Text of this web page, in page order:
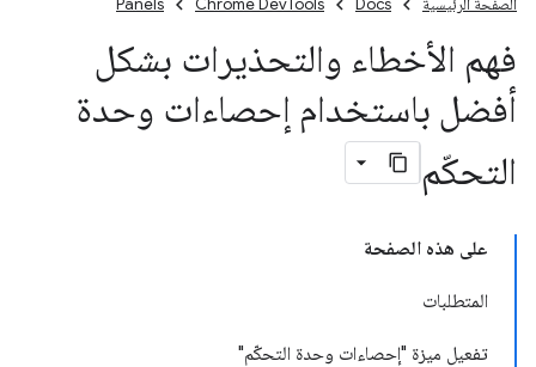
الصفحة الرئيسية Docs
Chrome DevTools
Panels
فهم الأخطاء والتحذيرات بشكل
أفضل باستخدام إحصاءات وحدة
التحكّم
على هذه الصفحة
المتطلبات
تفعيل ميزة "إحصاءات وحدة التحكّم"